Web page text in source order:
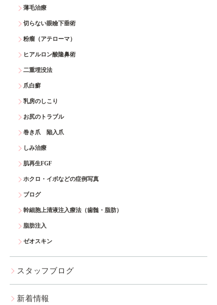
薄毛治療
切らない眼瞼下垂術
粉瘤（アテローマ）
ヒアルロン酸隆鼻術
二重埋没法
爪白癬
乳房のしこり
お尻のトラブル
巻き爪 陥入爪
しみ治療
肌再生FGF
ホクロ・イボなどの症例写真
ブログ
幹細胞上清液注入療法（歯髄・脂肪）
脂肪注入
ゼオスキン
スタッフブログ
新着情報